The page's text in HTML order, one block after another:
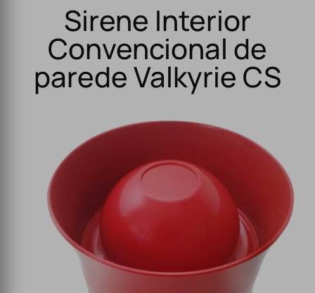
Sirene Interior
Convencional de
parede Valkyrie CS